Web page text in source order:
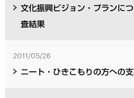
文化振興ビジョン・プランに
査結果
2011/05/26
ニート・ひきこもりの方への